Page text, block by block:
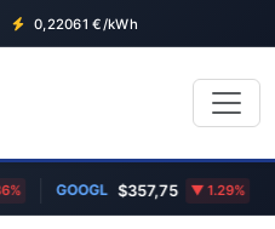
0,22061 €/kWh
GOOGL $357,75 1.29%